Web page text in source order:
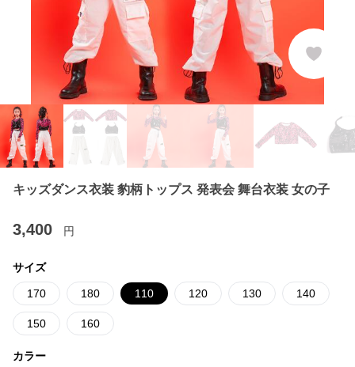
キッズダンス衣装 豹柄トップス 発表会 舞台衣装 女の子
3,400 円
サイズ
170 180 110 120 130 140
150 160
カラー